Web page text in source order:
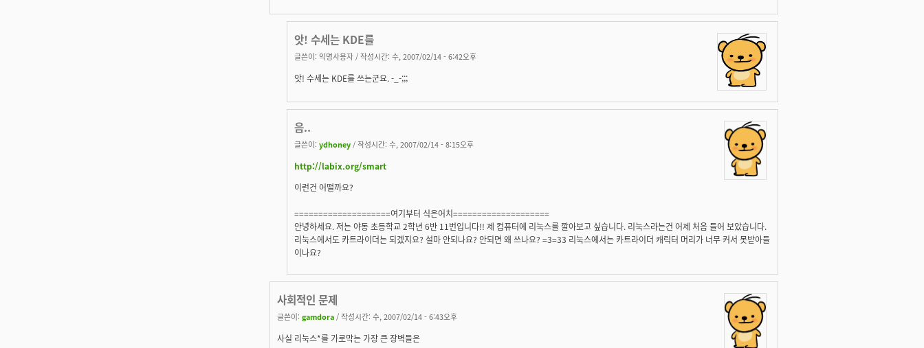
앗! 수세는 KDE를
글쓴이: 익명사용자 / 작성시간: 수, 2007/02/14 - 6:42오후
앗! 수세는 KDE를 쓰는군요. -_-;;;
음..
글쓴이: ydhoney / 작성시간: 수, 2007/02/14 - 8:15오후
http://labix.org/smart
이런건 어떨까요?
====================여기부터 식은어치====================
안녕하세요. 저는 야동 초등학교 2학년 6반 11번입니다!! 제 컴퓨터에 리눅스를 깔아보고 싶습니다. 리눅스라는건 어제 처음 들어 보았습니다.
리눅스에서도 카트라이더는 되겠지요? 설마 안되나요? 안되면 왜 쓰나요? =3=33 리눅스에서는 카트라이더 캐릭터 머리가 너무 커서 못받아들
이나요?
사회적인 문제
글쓴이: gamdora / 작성시간: 수, 2007/02/14 - 6:43오후
사실 리눅스*를 가로막는 가장 큰 장벽들은